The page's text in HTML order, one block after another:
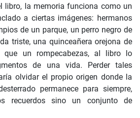
libro, la memoria funciona como un
a ciertas imágenes: hermanos
de un parque, un perro negro de
triste, una quinceañera orejona de
que un rompecabezas, al libro lo
de una vida. Perder tales
olvidar el propio origen donde la
permanece para siempre,
recuerdos sino un conjunto de